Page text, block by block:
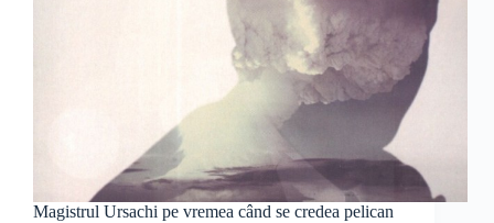
Magistrul Ursachi pe vremea când se credea pelican